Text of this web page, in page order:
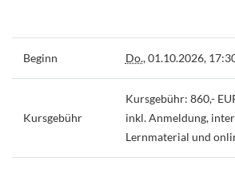
Beginn Do., 01.10.2026,
Kursgebühr
Kursgebühr: 860,-
inkl. Anmeldung,
Lernmaterial und